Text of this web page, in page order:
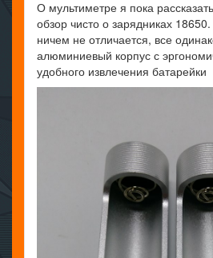
О мультиметре я пока
обзор чисто о зарядниках
ничем не отличается, все
алюминиевый корпус с
удобного извлечения батарейки